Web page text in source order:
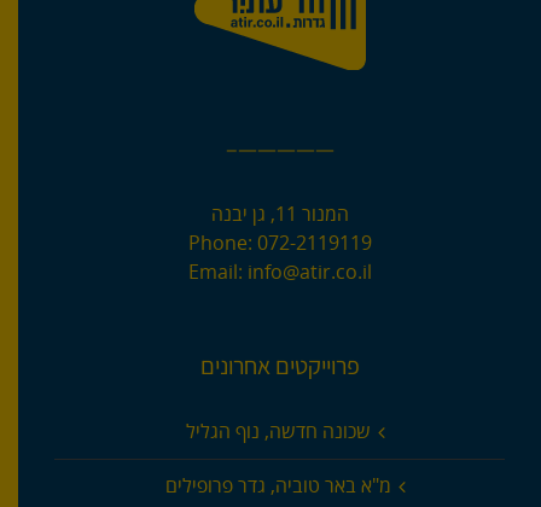
—————–
המנור 11, גן יבנה
Phone: 072-2119119
Email: info@atir.co.il
פרוייקטים אחרונים
שכונה חדשה, נוף הגליל
מ"א באר טוביה, גדר פרופילים